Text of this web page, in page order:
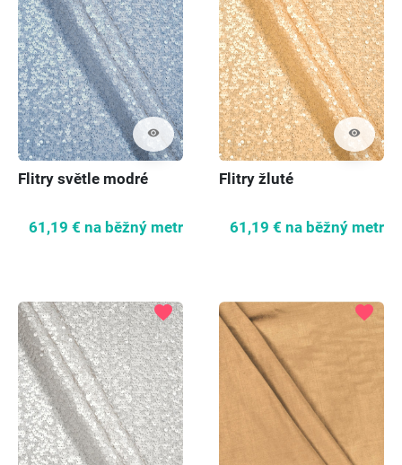
visibility
Flitry světle modré
61,19 € na běžný metr
visibility
Flitry žluté
61,19 € na běžný metr
favorite favorite